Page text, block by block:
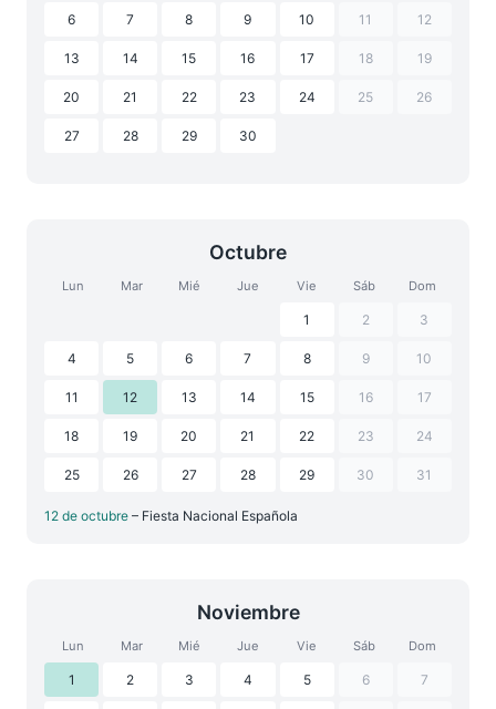
6 7 8 9 10 11 12
13 14 15 16 17 18 19
20 21 22 23 24 25 26
27 28 29 30
Octubre
Lun Mar Mié Jue Vie Sáb Dom
1 2 3
4 5 6 7 8 9 10
11 12 13 14 15 16 17
18 19 20 21 22 23 24
25 26 27 28 29 30 31
12 de octubre – Fiesta Nacional Española
Noviembre
Lun Mar Mié Jue Vie Sáb Dom
1 2 3 4 5 6 7